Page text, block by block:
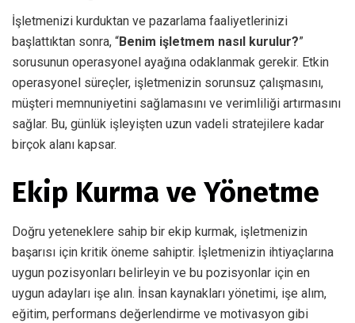
İşletmenizi kurduktan ve pazarlama faaliyetlerinizi
başlattıktan sonra, “Benim işletmem nasıl kurulur?”
sorusunun operasyonel ayağına odaklanmak gerekir. Etkin
operasyonel süreçler, işletmenizin sorunsuz çalışmasını,
müşteri memnuniyetini sağlamasını ve verimliliği artırmasını
sağlar. Bu, günlük işleyişten uzun vadeli stratejilere kadar
birçok alanı kapsar.
Ekip Kurma ve Yönetme
Doğru yeteneklere sahip bir ekip kurmak, işletmenizin
başarısı için kritik öneme sahiptir. İşletmenizin ihtiyaçlarına
uygun pozisyonları belirleyin ve bu pozisyonlar için en
uygun adayları işe alın. İnsan kaynakları yönetimi, işe alım,
eğitim, performans değerlendirme ve motivasyon gibi